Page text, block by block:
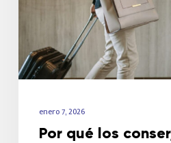
enero 7, 2026
Por qué los